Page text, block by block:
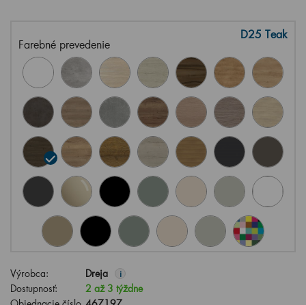
Farebné prevedenie
D25 Teak
Výrobca: Dreja i
Dostupnosť:
2 až 3 týždne